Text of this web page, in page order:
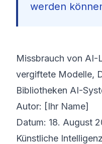
🇩🇪
werden
Missbrauch von AI-
vergiftete Modelle,
Bibliotheken AI-
Autor: [Ihr Name]
Datum: 18. August
Künstliche